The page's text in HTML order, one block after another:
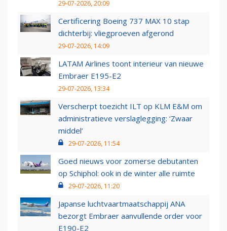
29-07-2026, 20:09
Certificering Boeing 737 MAX 10 stap
dichterbij: vliegproeven afgerond
29-07-2026, 14:09
LATAM Airlines toont interieur van nieuwe
Embraer E195-E2
29-07-2026, 13:34
Verscherpt toezicht ILT op KLM E&M om
administratieve verslaglegging: ‘Zwaar
middel’
29-07-2026, 11:54
Goed nieuws voor zomerse debutanten
op Schiphol: ook in de winter alle ruimte
29-07-2026, 11:20
Japanse luchtvaartmaatschappij ANA
bezorgt Embraer aanvullende order voor
E190-E2